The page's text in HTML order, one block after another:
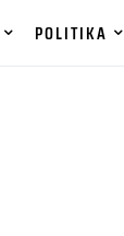
POLITIKA